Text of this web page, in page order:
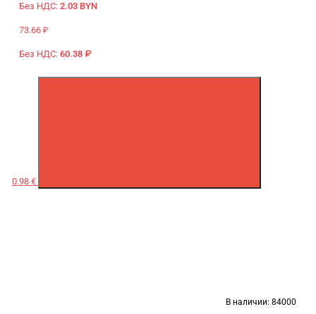
Без НДС: 2.03 BYN
73.66 ₽
Без НДС: 60.38 ₽
0.98 €
В наличии: 84000